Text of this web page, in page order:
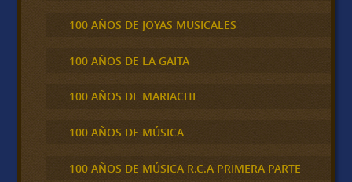
100 AÑOS DE JOYAS MUSICALES
100 AÑOS DE LA GAITA
100 AÑOS DE MARIACHI
100 AÑOS DE MÚSICA
100 AÑOS DE MÚSICA R.C.A PRIMERA PARTE